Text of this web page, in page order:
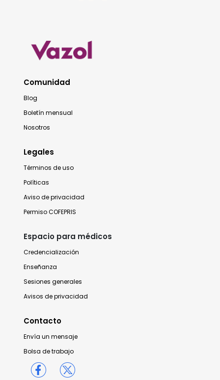
Comunidad
Blog
Boletín mensual
Nosotros
Legales
Términos de uso
Políticas
Aviso de privacidad
Permiso COFEPRIS
Espacio para médicos
Credencialización
Enseñanza
Sesiones generales
Avisos de privacidad
Contacto
Envía un mensaje
Bolsa de trabajo